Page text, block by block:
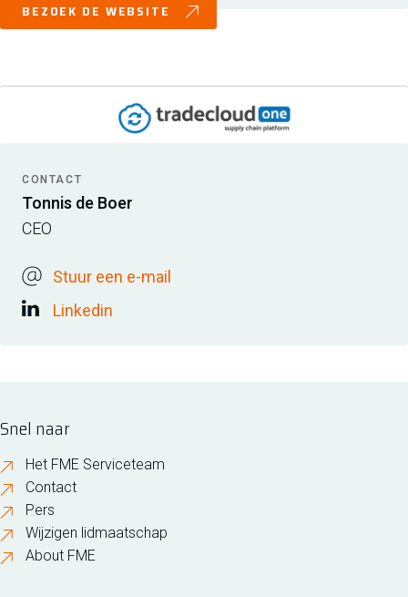
BEZOEK DE WEBSITE
CONTACT
Tonnis de Boer
CEO
Stuur een e-mail
Linkedin
Snel naar
Het FME Serviceteam
Contact
Pers
Wijzigen lidmaatschap
About FME